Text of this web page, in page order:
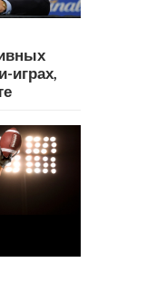
играх,